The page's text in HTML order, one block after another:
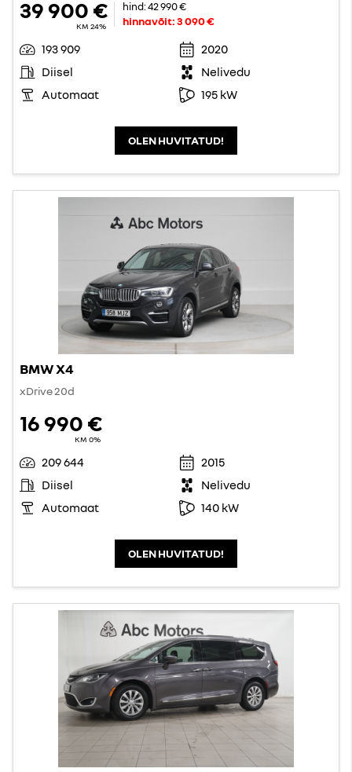
39 900 €
KM 24%
hind:42 990 €
hinnavõit:3 090 €
193 909
2020
Diisel
Nelivedu
Automaat
195 kW
OLEN HUVITATUD!
BMW X4
xDrive 20d
16 990 €
KM 0%
209 644
2015
Diisel
Nelivedu
Automaat
140 kW
OLEN HUVITATUD!